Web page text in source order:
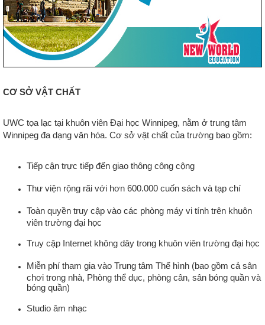
CƠ SỞ VẬT CHẤT
UWC tọa lạc tại khuôn viên Đại học Winnipeg, nằm ở trung tâm
Winnipeg đa dạng văn hóa. Cơ sở vật chất của trường bao gồm:
Tiếp cận trực tiếp đến giao thông công cộng
Thư viện rộng rãi với hơn 600.000 cuốn sách và tạp chí
Toàn quyền truy cập vào các phòng máy vi tính trên khuôn
viên trường đại học
Truy cập Internet không dây trong khuôn viên trường đại học
Miễn phí tham gia vào Trung tâm Thể hình (bao gồm cả sân
chơi trong nhà, Phòng thể dục, phòng cân, sân bóng quần và
bóng quần)
Studio âm nhạc